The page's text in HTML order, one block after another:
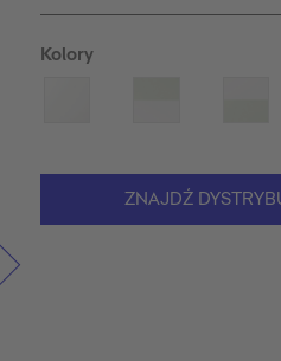
Kolory
ZNAJDŹ